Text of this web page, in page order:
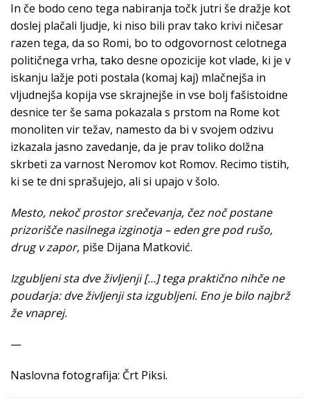
In če bodo ceno tega nabiranja točk jutri še dražje kot
doslej plačali ljudje, ki niso bili prav tako krivi ničesar
razen tega, da so Romi, bo to odgovornost celotnega
političnega vrha, tako desne opozicije kot vlade, ki je v
iskanju lažje poti postala (komaj kaj) mlačnejša in
vljudnejša kopija vse skrajnejše in vse bolj fašistoidne
desnice ter še sama pokazala s prstom na Rome kot
monoliten vir težav, namesto da bi v svojem odzivu
izkazala jasno zavedanje, da je prav toliko dolžna
skrbeti za varnost Neromov kot Romov. Recimo tistih,
ki se te dni sprašujejo, ali si upajo v šolo.
Mesto, nekoč prostor srečevanja, čez noč postane
prizorišče nasilnega izginotja – eden gre pod rušo,
drug v zapor, piše Dijana Matković.
Izgubljeni sta dve življenji […] tega praktično nihče ne
poudarja: dve življenji sta izgubljeni. Eno je bilo najbrž
že vnaprej.
—
Naslovna fotografija: Črt Piksi.